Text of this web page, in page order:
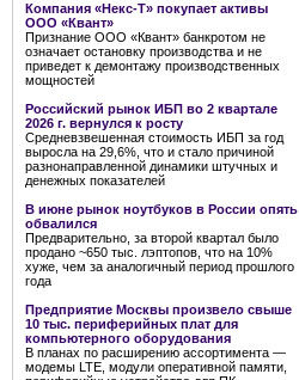
Компания «Некс-Т» покупает активы
ООО «Квант»
Признание ООО «Квант» банкротом не
означает остановку производства и не
приведет к демонтажу производственных
мощностей
Российский рынок ИБП во 2 квартале
2026 г. вернулся к росту
Средневзвешенная стоимость ИБП за год
выросла на 29,6%, что и стало причиной
разнонаправленной динамики штучных и
денежных показателей
В июне рынок ноутбуков в России опять
обвалился
Предварительно, за второй квартал было
продано ~650 тыс. лэптопов, что на 10%
хуже, чем за аналогичный период прошлого
года
Предприятие Москвы произвело свыше
10 тыс. периферийных плат для
компьютерного оборудования
В планах по расширению ассортимента —
модемы LTE, модули оперативной памяти,